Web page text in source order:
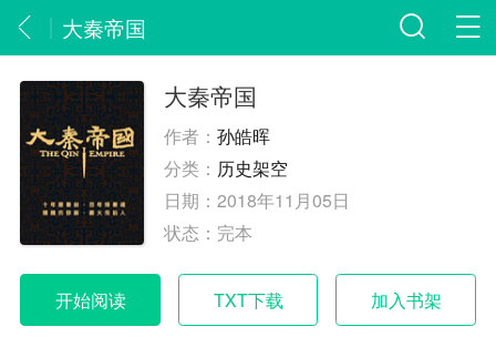
大秦帝国
大秦帝国
作者：孙皓晖
分类： 历史架空
日期：2018年11月05日
状态： 完本
开始阅读 TXT下载 加入书架